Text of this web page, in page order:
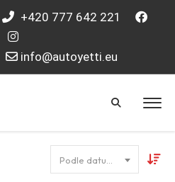
+420 777 642 221
info@autoyetti.eu